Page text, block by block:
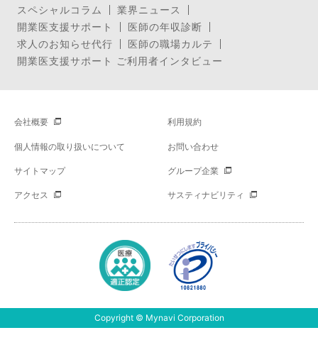
スペシャルコラム
業界ニュース
開業医支援サポート
医師の年収診断
求人のお知らせ代行
医師の職場カルテ
開業医支援サポート ご利用者インタビュー
会社概要 利用規約
個人情報の取り扱いについて お問い合わせ
サイトマップ グループ企業
アクセス サスティナビリティ
Copyright © Mynavi Corporation